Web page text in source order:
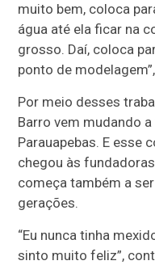
muito bem, coloca
água até ela ficar na
grosso. Daí, coloca
ponto de
Por meio desses
Barro vem mudando
Parauapebas. E esse
chegou às
começa também a
gerações.
“Eu nunca tinha
sinto muito feliz”,